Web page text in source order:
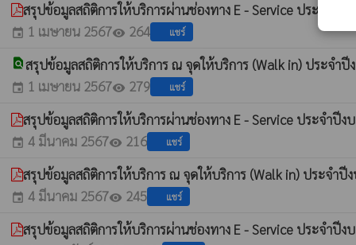
สรุปข้อมูลสถิติการให้บริการผ่านช่องทาง E - Service ประจำ
event 1 เมษายน 2567visibility 264 แชร์
find_in_pageสรุปข้อมูลสถิติการให้บริการ ณ จุดให้บริการ (Walk in) ประจำ
event 1 เมษายน 2567visibility 279 แชร์
สรุปข้อมูลสถิติการให้บริการผ่านช่องทาง E - Service ประจำ
event 4 มีนาคม 2567visibility 216 แชร์
สรุปข้อมูลสถิติการให้บริการ ณ จุดให้บริการ (Walk in) ประจำ
event 4 มีนาคม 2567visibility 245 แชร์
สรุปข้อมูลสถิติการให้บริการผ่านช่องทาง E - Service ประจำปี